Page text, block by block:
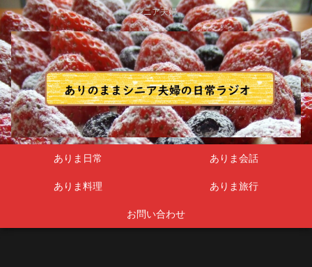
シニア夫婦
ありま日常 ありま会話
ありま料理 ありま旅行
お問い合わせ